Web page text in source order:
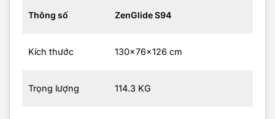
Thông số ZenGlide S94
Kích thước 130x76x126 cm
Trọng lượng 114.3 KG